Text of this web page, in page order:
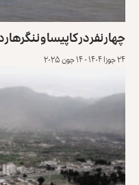
چهار نفر در کاپیسا و
۲۴ جوزا ۱۴۰۴ - ۱۴ جون ۲۰۲۵